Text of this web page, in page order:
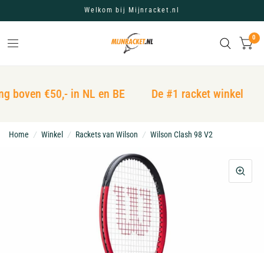
Welkom bij Mijnracket.nl
0
boven €50,- in NL en BE De #1 racket winkel
Home / Winkel / Rackets van Wilson / Wilson Clash 98 V2